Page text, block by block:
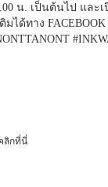
น. เป็นต้นไป และ
มได้ทาง
ลิกที่นี่